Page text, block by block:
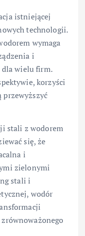
istniejącej
technologii.
wymaga
i
dla wielu firm.
korzyści
przewyższyć
stali z wodorem
się, że
i
zielonymi
stali i
wodór